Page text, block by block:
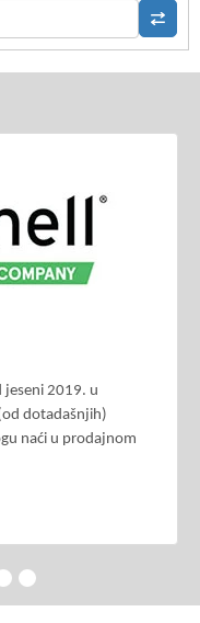
jeseni 2019. u
dotadašnjih)
naći u prodajnom